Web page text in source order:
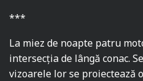
***
La miez de noapte patru
intersecția de lângă conac.
vizoarele lor se proiectează